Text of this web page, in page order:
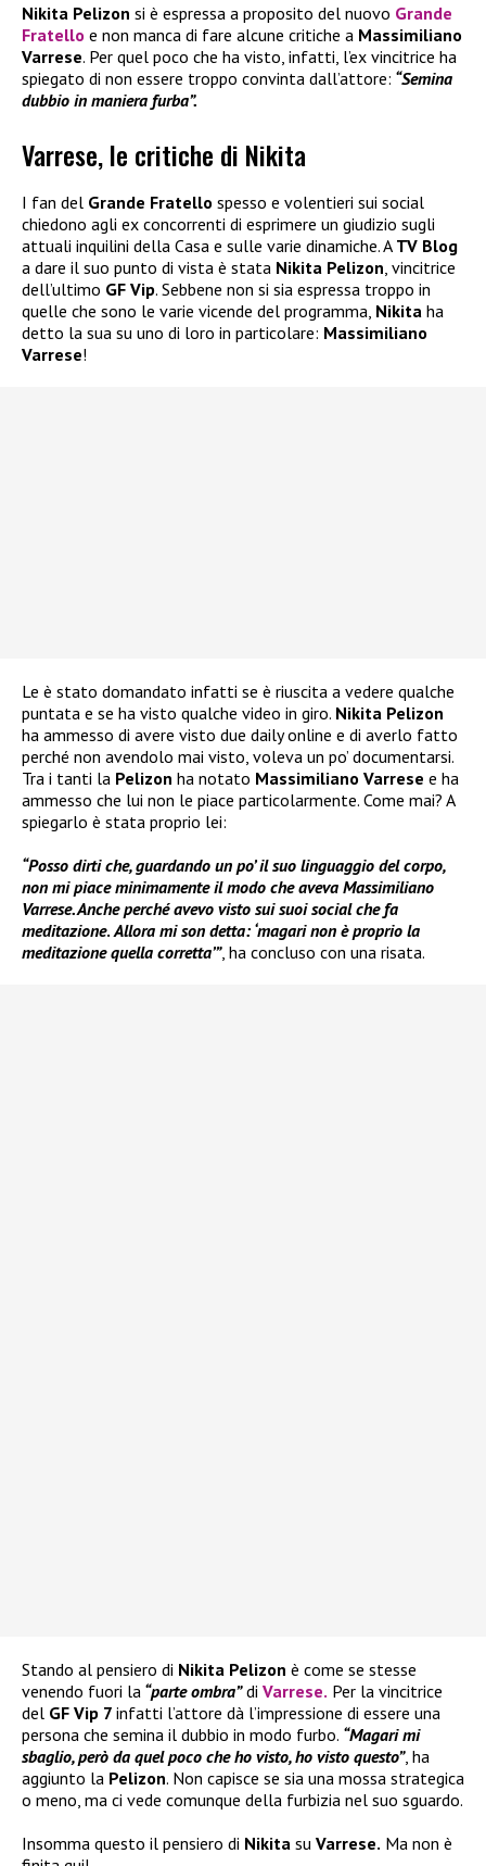
Nikita Pelizon si è espressa a proposito del nuovo Grande
Fratello e non manca di fare alcune critiche a Massimiliano
Varrese. Per quel poco che ha visto, infatti, l’ex vincitrice ha
spiegato di non essere troppo convinta dall’attore: “Semina
dubbio in maniera furba”.
Varrese, le critiche di Nikita
I fan del Grande Fratello spesso e volentieri sui social
chiedono agli ex concorrenti di esprimere un giudizio sugli
attuali inquilini della Casa e sulle varie dinamiche. A TV Blog
a dare il suo punto di vista è stata Nikita Pelizon , vincitrice
dell’ultimo GF Vip. Sebbene non si sia espressa troppo in
quelle che sono le varie vicende del programma, Nikita ha
detto la sua su uno di loro in particolare: Massimiliano
Varrese!
Le è stato domandato infatti se è riuscita a vedere qualche
puntata e se ha visto qualche video in giro. Nikita Pelizon
ha ammesso di avere visto due daily online e di averlo fatto
perché non avendolo mai visto, voleva un po’ documentarsi.
Tra i tanti la Pelizon ha notato Massimiliano Varrese e ha
ammesso che lui non le piace particolarmente. Come mai? A
spiegarlo è stata proprio lei:
“Posso dirti che, guardando un po’ il suo linguaggio del corpo,
non mi piace minimamente il modo che aveva Massimiliano
Varrese. Anche perché avevo visto sui suoi social che fa
meditazione. Allora mi son detta: ‘magari non è proprio la
meditazione quella corretta’”, ha concluso con una risata.
Stando al pensiero di Nikita Pelizon è come se stesse
venendo fuori la “parte ombra”di Varrese. Per la vincitrice
del GF Vip 7 infatti l’attore dà l’impressione di essere una
persona che semina il dubbio in modo furbo. “Magari mi
sbaglio, però da quel poco che ho visto, ho visto questo”, ha
aggiunto la Pelizon. Non capisce se sia una mossa strategica
o meno, ma ci vede comunque della furbizia nel suo sguardo.
Insomma questo il pensiero di Nikita su Varrese. Ma non è